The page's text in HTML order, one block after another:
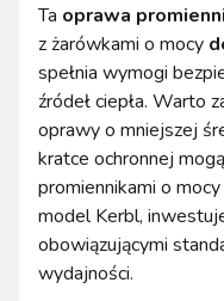
Ta oprawa
z żarówkami o mocy
spełnia wymogi
źródeł ciepła. Warto
oprawy o mniejszej
kratce ochronnej
promiennikami o
model Kerbl,
obowiązującymi
wydajności.